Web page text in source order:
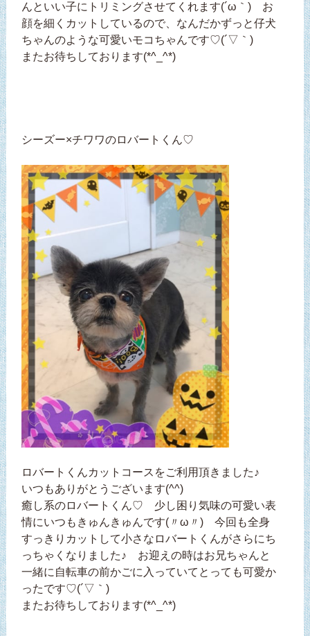
んといい子にトリミングさせてくれます(´ω｀) お
顔を細くカットしているので、なんだかずっと仔犬
ちゃんのような可愛いモコちゃんです♡(´▽｀)
またお待ちしております(*^_^*)
シーズー×チワワのロバートくん♡
ロバートくんカットコースをご利用頂きました♪
いつもありがとうございます(^^)
癒し系のロバートくん♡ 少し困り気味の可愛い表
情にいつもきゅんきゅんです(〃ω〃) 今回も全身
すっきりカットして小さなロバートくんがさらにち
っちゃくなりました♪ お迎えの時はお兄ちゃんと
一緒に自転車の前かごに入っていてとっても可愛か
ったです♡(´▽｀)
またお待ちしております(*^_^*)